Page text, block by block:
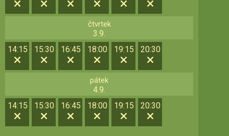
čtvrtek
3.9.
14:15
15:30 16:45 18:00 19:15 20:30
pátek
4.9.
14:15
15:30 16:45 18:00 19:15 20:30